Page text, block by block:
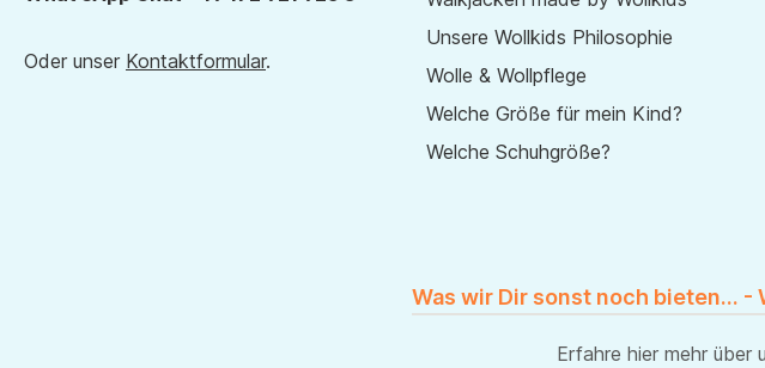
Oder unser Kontaktformular.
Unsere Wollkids Philosophie
Wolle & Wollpflege
Welche Größe für mein Kind?
Welche Schuhgröße?
Was wir Dir sonst noch bieten... -
Erfahre hier mehr über